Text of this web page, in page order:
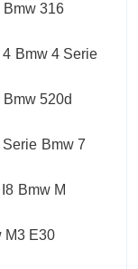
Bmw 316
4 Bmw 4 Serie
Bmw 520d
Serie Bmw 7
Bmw M
M3 E30